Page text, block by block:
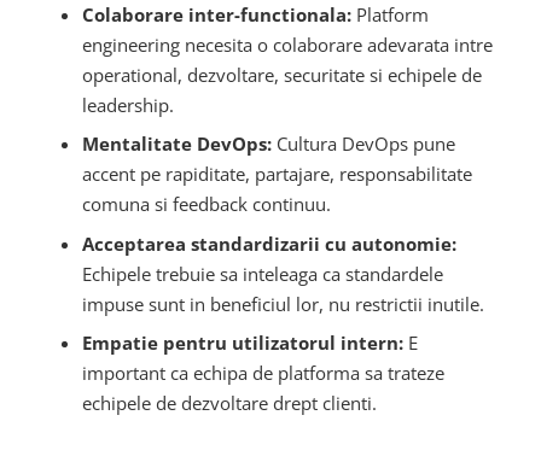
Colaborare inter-functionala:Platform
engineering necesita o colaborare adevarata intre
operational, dezvoltare, securitate si echipele de
leadership.
Mentalitate DevOps:Cultura DevOps pune
accent pe rapiditate, partajare, responsabilitate
comuna si feedback continuu.
Acceptarea standardizarii cu autonomie:
Echipele trebuie sa inteleaga ca standardele
impuse sunt in beneficiul lor, nu restrictii inutile.
Empatie pentru utilizatorul intern:E
important ca echipa de platforma sa trateze
echipele de dezvoltare drept clienti.